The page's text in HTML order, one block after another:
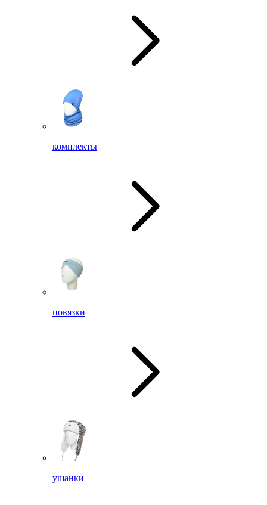
комплекты
повязки
ушанки